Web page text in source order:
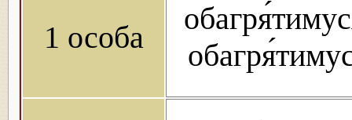
1 особа